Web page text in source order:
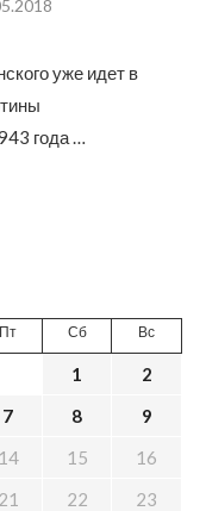
уже идет в
года …
Пт Сб Вс
1
2
7 8
9
14 15
16
21 22
23